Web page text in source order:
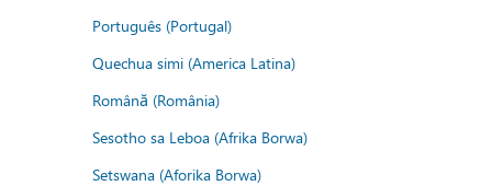
Português (Portugal)
Quechua simi (America Latina)
Română (România)
Sesotho sa Leboa (Afrika Borwa)
Setswana (Aforika Borwa)